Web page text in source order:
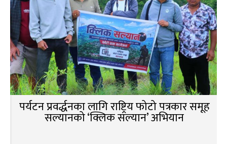
पर्यटन प्रवर्द्धनका लागि राष्ट्रिय फोटो पत्रकार समूह
सल्यानको ‘क्लिक सल्यान’ अभियान